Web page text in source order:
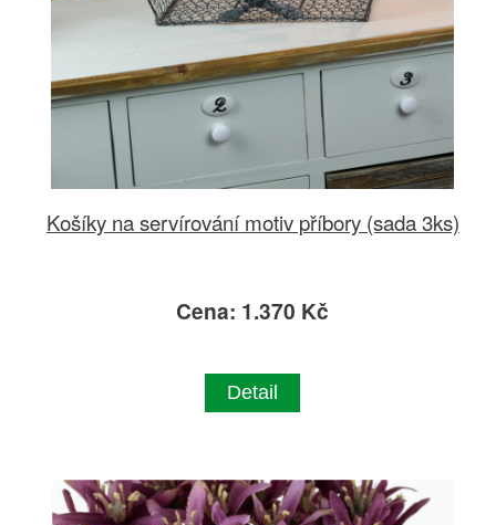
Košíky na servírování motiv příbory (sada 3ks)
Cena: 1.370 Kč
Detail